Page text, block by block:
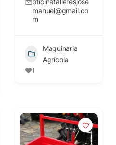
oficinatalleresjose
manuel@gmail.co
m
Maquinaria
Agrícola
1